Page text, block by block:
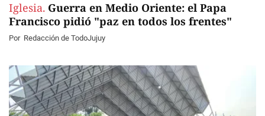
Iglesia. Guerra en Medio Oriente: el Papa
Francisco pidió "paz en todos los frentes"
Por Redacción de TodoJujuy